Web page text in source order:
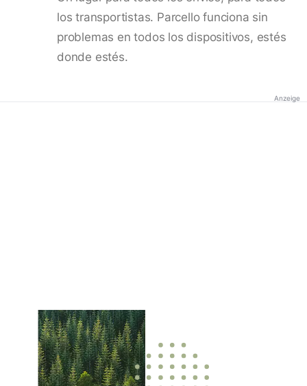
los transportistas. Parcello funciona sin
problemas en todos los dispositivos, estés
donde estés.
Anzeige